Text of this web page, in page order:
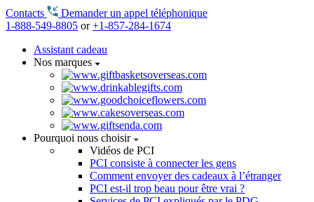
Contacts
Demander un appel téléphonique
1-888-549-8805 or+1-857-284-1674
Assistant cadeau
Nos marques
Pourquoi nous choisir
Vidéos de PCI
PCI consiste à connecter les gens
Comment envoyer des cadeaux à l’étranger
PCI est-il trop beau pour être vrai ?